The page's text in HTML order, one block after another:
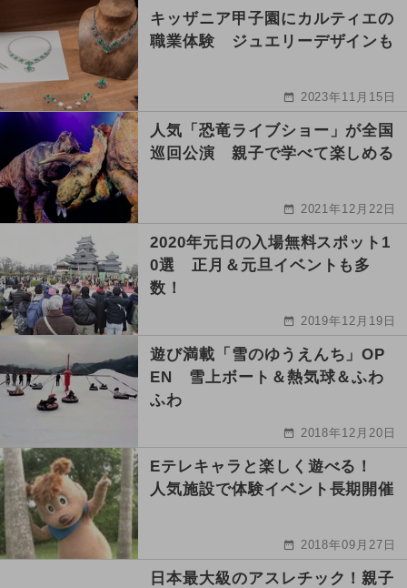
キッザニア甲子園にカルティエの
職業体験 ジュエリーデザインも
2023年11月15日
人気「恐竜ライブショー」が全国
巡回公演 親子で学べて楽しめる
2021年12月22日
2020年元日の入場無料スポット1
0選 正月＆元旦イベントも多
数！
2019年12月19日
遊び満載「雪のゆうえんち」OP
EN 雪上ボート＆熱気球＆ふわ
ふわ
2018年12月20日
Eテレキャラと楽しく遊べる！
人気施設で体験イベント長期開催
2018年09月27日
日本最大級のアスレチック！親子